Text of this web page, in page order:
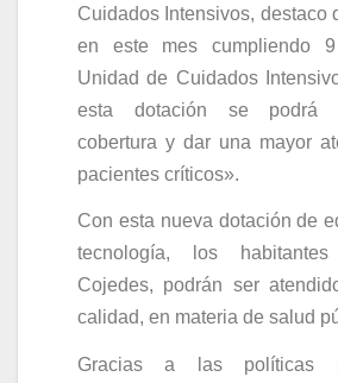
Cuidados Intensivos, destaco
en este mes cumpliendo
Unidad de Cuidados
esta dotación se podrá
cobertura y dar una mayor
pacientes críticos».
Con esta nueva dotación de
tecnología, los
Cojedes, podrán ser
calidad, en materia de salud
Gracias a las políticas